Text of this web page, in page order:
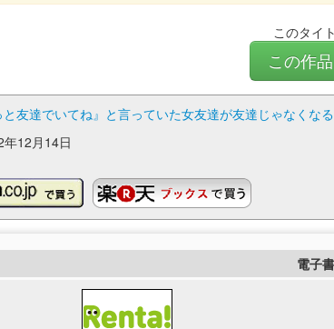
このタイ
この作
と友達でいてね』と言っていた女友達が友達じゃなくな
12月14日
電子